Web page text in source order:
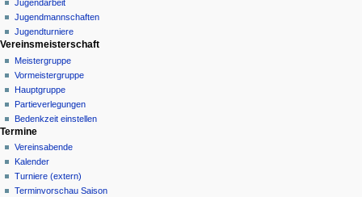
Jugendarbeit
Jugendmannschaften
Jugendturniere
Vereinsmeisterschaft
Meistergruppe
Vormeistergruppe
Hauptgruppe
Partieverlegungen
Bedenkzeit einstellen
Termine
Vereinsabende
Kalender
Turniere (extern)
Terminvorschau Saison